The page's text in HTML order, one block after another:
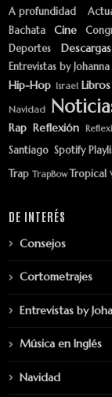
A profundidad
Bachata Cine
Deportes
Descargas
Entrevistas by
Hip-Hop Israel Libros
Navidad
Rap Reflexión
Santiago Spotify
Trap TrapBow Tropical
DE INTERÉS
Consejos
Cortometrajes
Entrevistas by
Música en Inglés
Navidad